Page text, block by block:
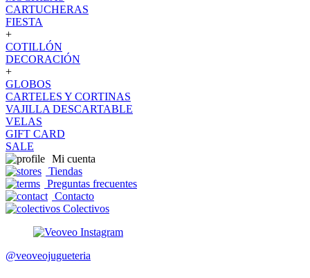
CARTUCHERAS
FIESTA
+
COTILLÓN
DECORACIÓN
+
GLOBOS
CARTELES Y CORTINAS
VAJILLA DESCARTABLE
VELAS
GIFT CARD
SALE
Mi cuenta
Tiendas
Preguntas frecuentes
Contacto
Colectivos
@veoveojugueteria